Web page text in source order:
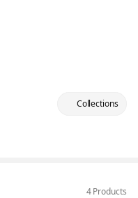
Collections
4 Products